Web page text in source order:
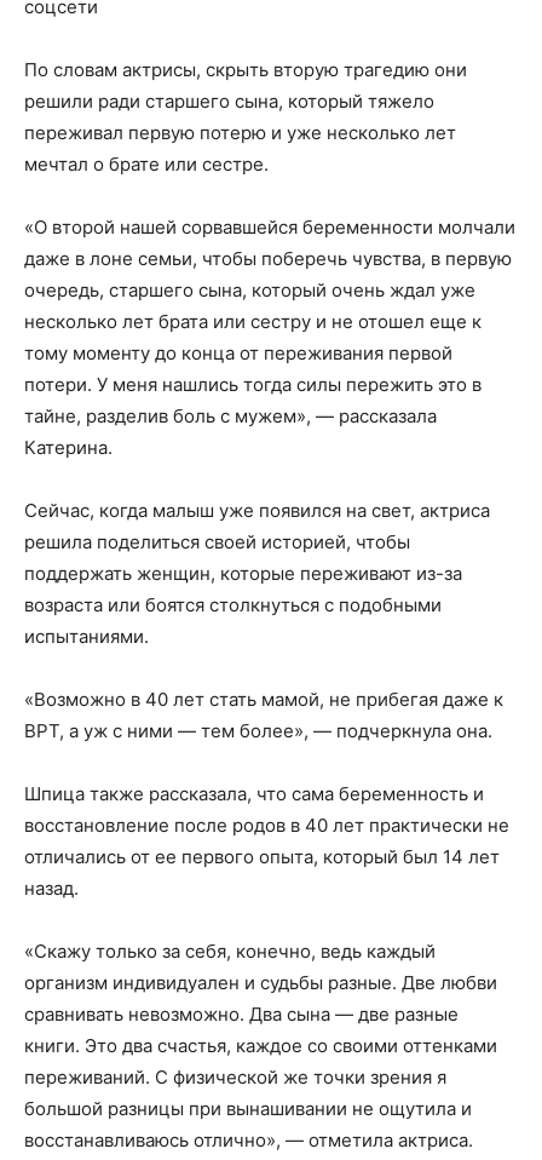
соцсети
По словам актрисы, скрыть вторую трагедию они
решили ради старшего сына, который тяжело
переживал первую потерю и уже несколько лет
мечтал о брате или сестре.
«О второй нашей сорвавшейся беременности молчали
даже в лоне семьи, чтобы поберечь чувства, в первую
очередь, старшего сына, который очень ждал уже
несколько лет брата или сестру и не отошел еще к
тому моменту до конца от переживания первой
потери. У меня нашлись тогда силы пережить это в
тайне, разделив боль с мужем», — рассказала
Катерина.
Сейчас, когда малыш уже появился на свет, актриса
решила поделиться своей историей, чтобы
поддержать женщин, которые переживают из-за
возраста или боятся столкнуться с подобными
испытаниями.
«Возможно в 40 лет стать мамой, не прибегая даже к
ВРТ, а уж с ними — тем более», — подчеркнула она.
Шпица также рассказала, что сама беременность и
восстановление после родов в 40 лет практически не
отличались от ее первого опыта, который был 14 лет
назад.
«Скажу только за себя, конечно, ведь каждый
организм индивидуален и судьбы разные. Две любви
сравнивать невозможно. Два сына — две разные
книги. Это два счастья, каждое со своими оттенками
переживаний. С физической же точки зрения я
большой разницы при вынашивании не ощутила и
восстанавливаюсь отлично», — отметила актриса.